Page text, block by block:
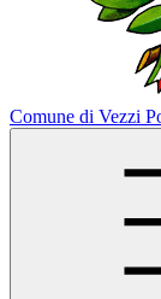
Comune di Vezzi